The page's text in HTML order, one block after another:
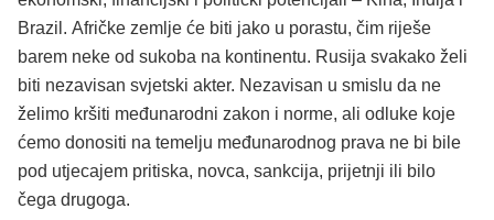
Brazil. Afričke zemlje će biti jako u porastu, čim riješe
barem neke od sukoba na kontinentu. Rusija svakako želi
biti nezavisan svjetski akter. Nezavisan u smislu da ne
želimo kršiti međunarodni zakon i norme, ali odluke koje
ćemo donositi na temelju međunarodnog prava ne bi bile
pod utjecajem pritiska, novca, sankcija, prijetnji ili bilo
čega drugoga.